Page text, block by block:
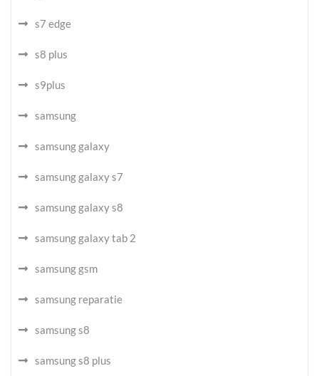
s7 edge
s8 plus
s9plus
samsung
samsung galaxy
samsung galaxy s7
samsung galaxy s8
samsung galaxy tab 2
samsung gsm
samsung reparatie
samsung s8
samsung s8 plus